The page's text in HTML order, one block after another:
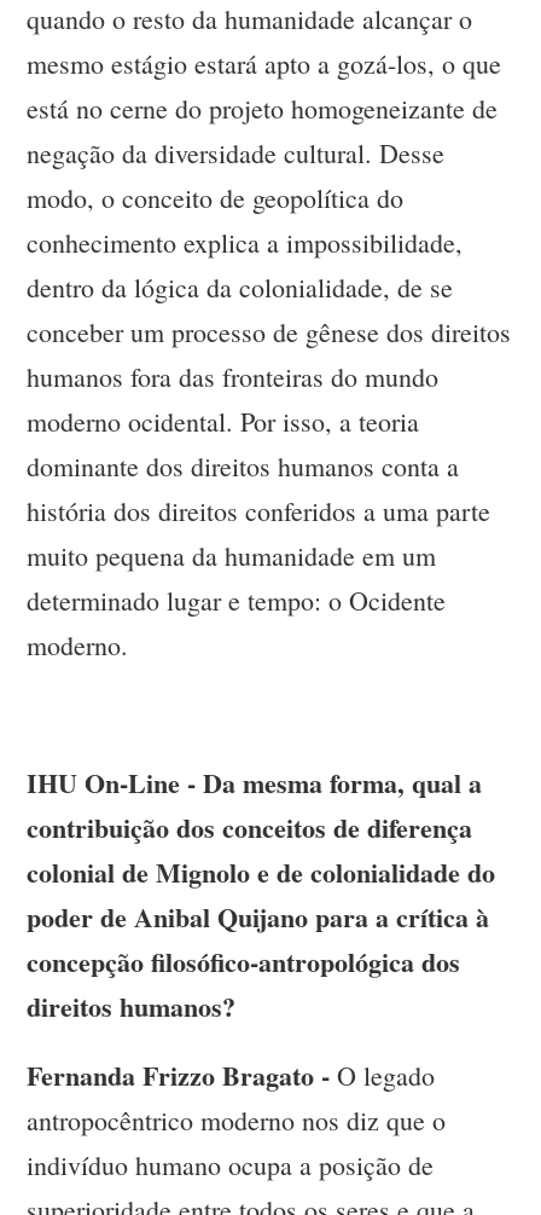
quando o resto da humanidade alcançar o
mesmo estágio estará apto a gozá-los, o que
está no cerne do projeto homogeneizante de
negação da diversidade cultural. Desse
modo, o conceito de geopolítica do
conhecimento explica a impossibilidade,
dentro da lógica da colonialidade, de se
conceber um processo de gênese dos direitos
humanos fora das fronteiras do mundo
moderno ocidental. Por isso, a teoria
dominante dos direitos humanos conta a
história dos direitos conferidos a uma parte
muito pequena da humanidade em um
determinado lugar e tempo: o Ocidente
moderno.
IHU On-Line - Da mesma forma, qual a
contribuição dos conceitos de diferença
colonial de Mignolo e de colonialidade do
poder de Anibal Quijano para a crítica à
concepção filosófico-antropológica dos
direitos humanos?
Fernanda Frizzo Bragato - O legado
antropocêntrico moderno nos diz que o
indivíduo humano ocupa a posição de